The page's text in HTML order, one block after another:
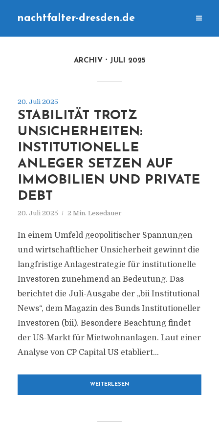
nachtfalter-dresden.de
ARCHIV JULI 2025
20. Juli 2025
STABILITÄT TROTZ
UNSICHERHEITEN:
INSTITUTIONELLE
ANLEGER SETZEN AUF
IMMOBILIEN UND PRIVATE
DEBT
20. Juli 2025 2 Min. Lesedauer
In einem Umfeld geopolitischer Spannungen
und wirtschaftlicher Unsicherheit gewinnt die
langfristige Anlagestrategie für institutionelle
Investoren zunehmend an Bedeutung. Das
berichtet die Juli-Ausgabe der „bii Institutional
News“, dem Magazin des Bunds Institutioneller
Investoren (bii). Besondere Beachtung findet
der US-Markt für Mietwohnanlagen. Laut einer
Analyse von CP Capital US etabliert...
WEITERLESEN